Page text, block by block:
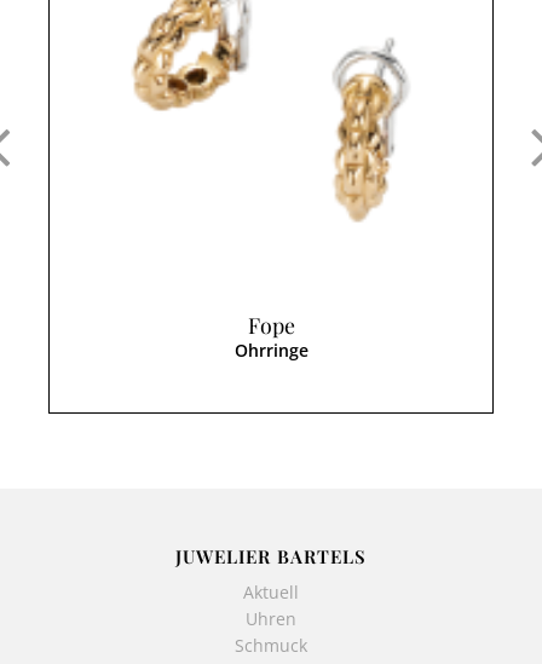
Fope
Ohrringe
JUWELIER BARTELS
Aktuell
Uhren
Schmuck